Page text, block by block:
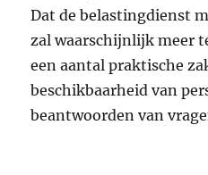
Dat de belastingdienst
zal waarschijnlijk meer
een aantal praktische
beschikbaarheid van
beantwoorden van